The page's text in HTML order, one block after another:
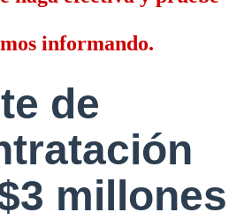
informando.
de
millones